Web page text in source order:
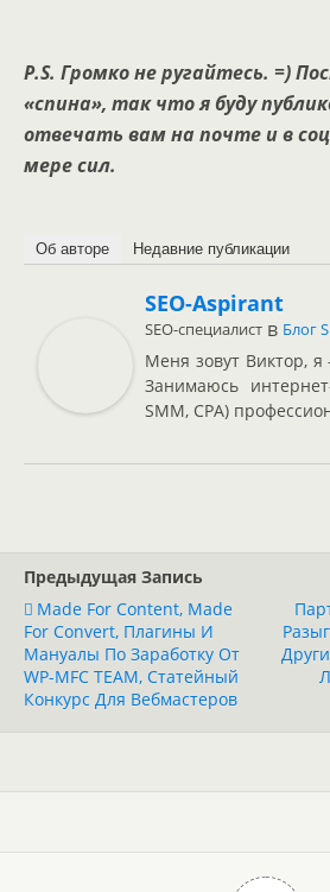
P.S. Громко не ругайтесь. =)
«спина», так что я буду
отвечать вам на почте и в
мере сил.
Об авторе Недавние публикации
SEO-Aspirant
SEO-специалист в Блог
Меня зовут Виктор, я
Занимаюсь
SMM, CPA)
Предыдущая Запись
Made For Content, Made
For Convert, Плагины И
Мануалы По Заработку От
WP-MFC TEAM, Статейный
Конкурс Для Вебмастеров